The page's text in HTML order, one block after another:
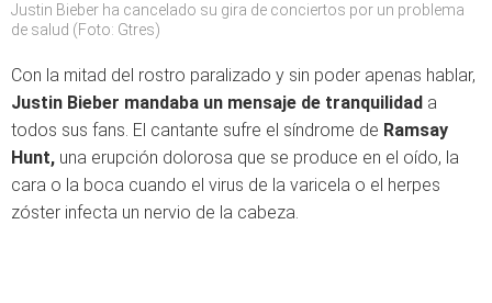
Justin Bieber ha cancelado su gira de conciertos por un problema
de salud (Foto: Gtres)
Con la mitad del rostro paralizado y sin poder apenas hablar,
Justin Bieber mandaba un mensaje de tranquilidad a
todos sus fans. El cantante sufre el síndrome de Ramsay
Hunt, una erupción dolorosa que se produce en el oído, la
cara o la boca cuando el virus de la varicela o el herpes
zóster infecta un nervio de la cabeza.